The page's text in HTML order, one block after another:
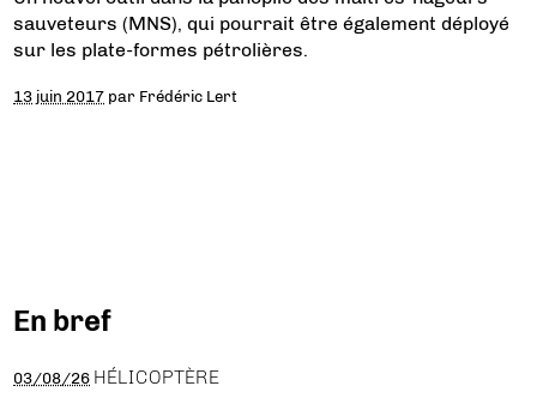
sauveteurs (MNS), qui pourrait être également déployé
sur les plate-formes pétrolières.
13 juin 2017 par Frédéric Lert
En bref
03/08/26 HÉLICOPTÈRE